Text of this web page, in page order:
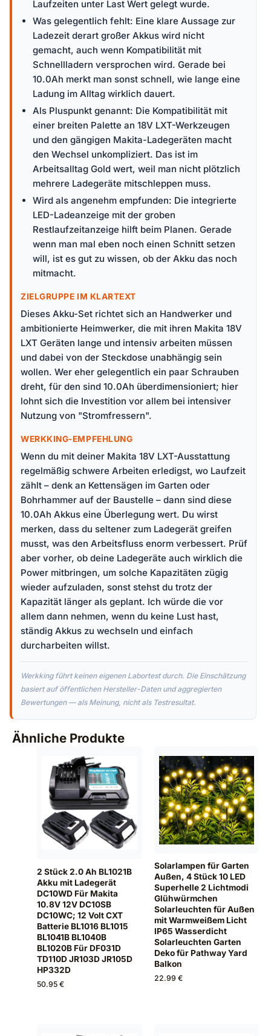
Laufzeiten unter Last Wert gelegt wurde.
Was gelegentlich fehlt: Eine klare Aussage zur
Ladezeit derart großer Akkus wird nicht
gemacht, auch wenn Kompatibilität mit
Schnellladern versprochen wird. Gerade bei
10.0Ah merkt man sonst schnell, wie lange eine
Ladung im Alltag wirklich dauert.
Als Pluspunkt genannt: Die Kompatibilität mit
einer breiten Palette an 18V LXT-Werkzeugen
und den gängigen Makita-Ladegeräten macht
den Wechsel unkompliziert. Das ist im
Arbeitsalltag Gold wert, weil man nicht plötzlich
mehrere Ladegeräte mitschleppen muss.
Wird als angenehm empfunden: Die integrierte
LED-Ladeanzeige mit der groben
Restlaufzeitanzeige hilft beim Planen. Gerade
wenn man mal eben noch einen Schnitt setzen
will, ist es gut zu wissen, ob der Akku das noch
mitmacht.
ZIELGRUPPE IM KLARTEXT
Dieses Akku-Set richtet sich an Handwerker und
ambitionierte Heimwerker, die mit ihren Makita 18V
LXT Geräten lange und intensiv arbeiten müssen
und dabei von der Steckdose unabhängig sein
wollen. Wer eher gelegentlich ein paar Schrauben
dreht, für den sind 10.0Ah überdimensioniert; hier
lohnt sich die Investition vor allem bei intensiver
Nutzung von "Stromfressern".
WERKKING-EMPFEHLUNG
Wenn du mit deiner Makita 18V LXT-Ausstattung
regelmäßig schwere Arbeiten erledigst, wo Laufzeit
zählt – denk an Kettensägen im Garten oder
Bohrhammer auf der Baustelle – dann sind diese
10.0Ah Akkus eine Überlegung wert. Du wirst
merken, dass du seltener zum Ladegerät greifen
musst, was den Arbeitsfluss enorm verbessert. Prüf
aber vorher, ob deine Ladegeräte auch wirklich die
Power mitbringen, um solche Kapazitäten zügig
wieder aufzuladen, sonst stehst du trotz der
Kapazität länger als geplant. Ich würde die vor
allem dann nehmen, wenn du keine Lust hast,
ständig Akkus zu wechseln und einfach
durcharbeiten willst.
Werkking führt keinen eigenen Labortest durch. Die Einschätzung
basiert auf öffentlichen Hersteller-Daten und aggregierten
Bewertungen — als Meinung, nicht als Testresultat.
Ähnliche Produkte
2 Stück 2.0 Ah BL1021B
Akku mit Ladegerät
DC10WD Für Makita
10.8V 12V DC10SB
DC10WC; 12 Volt CXT
Batterie BL1016 BL1015
BL1041B BL1040B
BL1020B Für DF031D
TD110D JR103D JR105D
HP332D
50.95 €
Solarlampen für Garten
Außen, 4 Stück 10 LED
Superhelle 2 Lichtmodi
Glühwürmchen
Solarleuchten für Außen
mit Warmweißem Licht
IP65 Wasserdicht
Solarleuchten Garten
Deko für Pathway Yard
Balkon
22.99 €